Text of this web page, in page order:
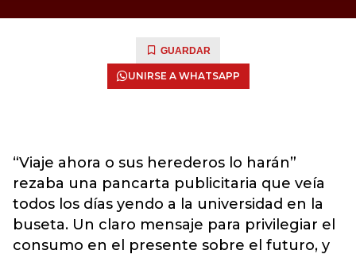
GUARDAR
UNIRSE A WHATSAPP
“Viaje ahora o sus herederos lo harán”
rezaba una pancarta publicitaria que veía
todos los días yendo a la universidad en la
buseta. Un claro mensaje para privilegiar el
consumo en el presente sobre el futuro, y